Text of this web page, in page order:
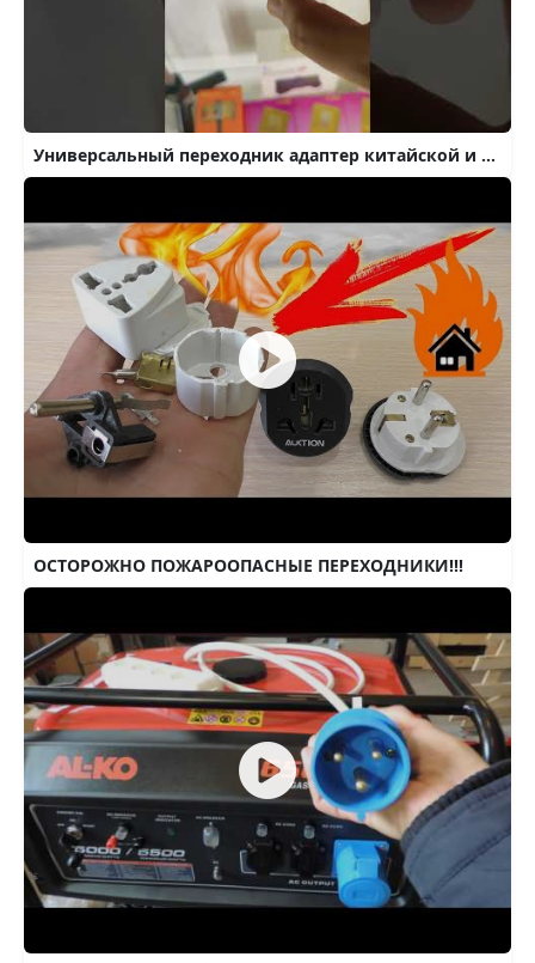
Универсальный переходник адаптер китайской и американской вилки розетки на евро вилку.Екб Вайнера 10
ОСТОРОЖНО ПОЖАРООПАСНЫЕ ПЕРЕХОДНИКИ!!!